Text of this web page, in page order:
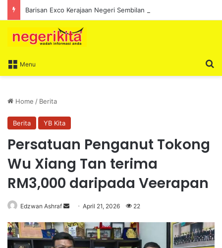
Menu
Home / Berita
Berita YB Kita
Persatuan Penganut Tokong
Wu Xiang Tan terima
RM3,000 daripada Veerapan
Edzwan Ashraf
n
d
April 21, 2026 22